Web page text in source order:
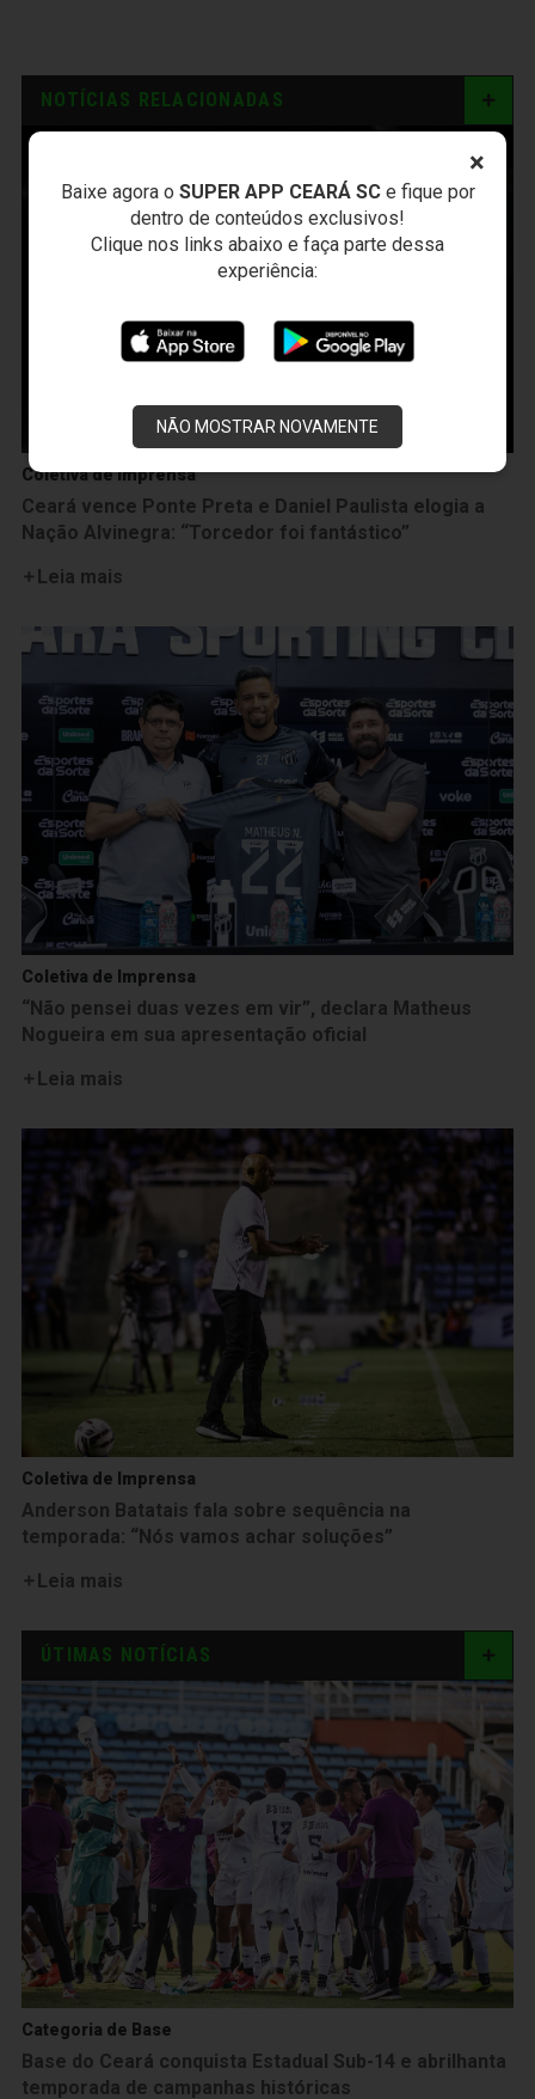
×
Baixe agora o SUPER APP CEARÁ SCe fique por
dentro de conteúdos exclusivos!
Clique nos links abaixo e faça parte dessa
experiência:
NÃO MOSTRAR NOVAMENTE
NOTÍCIAS RELACIONADAS
Coletiva de Imprensa
Ceará vence Ponte Preta e Daniel Paulista elogia a
Nação Alvinegra: “Torcedor foi fantástico”
Leia mais
Coletiva de Imprensa
“Não pensei duas vezes em vir”, declara Matheus
Nogueira em sua apresentação oficial
Leia mais
Coletiva de Imprensa
Anderson Batatais fala sobre sequência na
temporada: “Nós vamos achar soluções”
Leia mais
ÚTIMAS NOTÍCIAS
Categoria de Base
Base do Ceará conquista Estadual Sub-14 e abrilhanta
temporada de campanhas históricas